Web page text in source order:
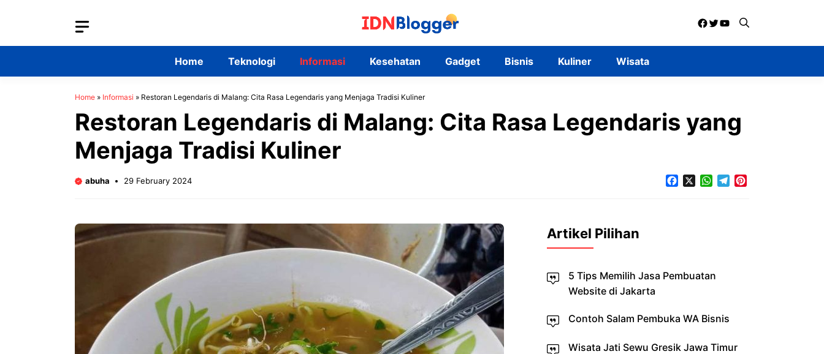
Facebook
Twitter
YouTube
Home Teknologi Informasi Kesehatan Gadget Bisnis Kuliner Wisata
Home » Informasi » Restoran Legendaris di Malang: Cita Rasa Legendaris yang Menjaga Tradisi Kuliner
Restoran Legendaris di Malang: Cita Rasa Legendaris yang
Menjaga Tradisi Kuliner
abuha 29 February 2024 FacebookWhatsApp
Telegram
Artikel Pilihan
5 Tips Memilih Jasa Pembuatan
Website di Jakarta
Contoh Salam Pembuka WA Bisnis
Wisata Jati Sewu Gresik Jawa Timur